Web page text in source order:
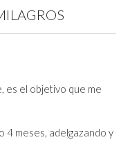
es el objetivo que me
4 meses, adelgazando y